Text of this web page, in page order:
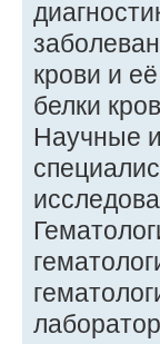
крови и
белки
Научные